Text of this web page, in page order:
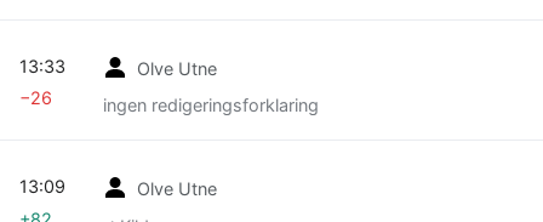
Olve Utne
ingen redigeringsforklaring
13:33
−26
Olve Utne
13:09